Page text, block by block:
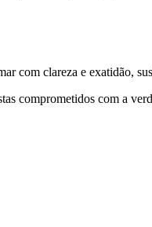
com clareza e exatidão,
comprometidos com a